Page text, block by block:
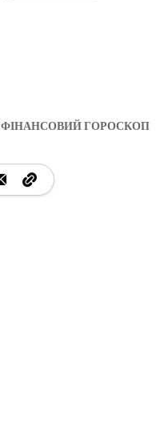
ФІНАНСОВИЙ ГОРОСКОП